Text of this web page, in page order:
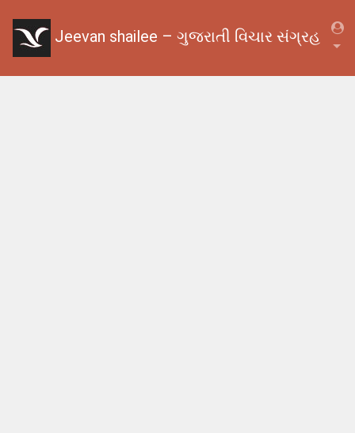
Jeevan shailee – ગુજરાતી વિચાર સંગ્રહ